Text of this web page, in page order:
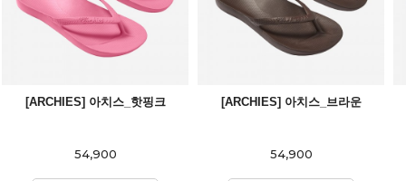
[ARCHIES] 아치스_핫핑크
54,900
[ARCHIES] 아치스_브라운
54,900